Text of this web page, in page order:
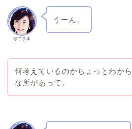
夢子先生
うーん。
何考えているのかちょっとわか
な所があって。